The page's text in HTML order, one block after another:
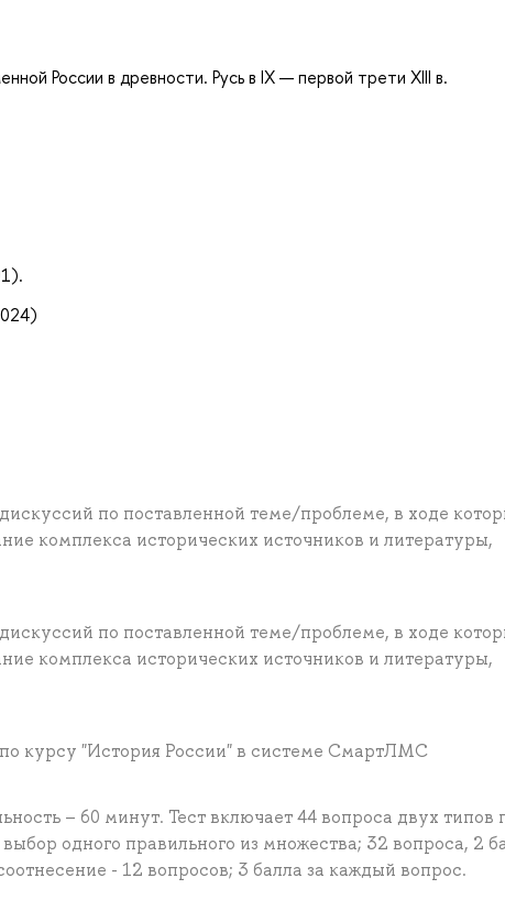
России в древности. Русь в IX — первой трети XIII в.
по поставленной теме/проблеме, в ходе
комплекса исторических источников и литературы,
по поставленной теме/проблеме, в ходе
комплекса исторических источников и литературы,
курсу "История России" в системе СмартЛМС
– 60 минут. Тест включает 44 вопроса двух типов
одного правильного из множества; 32 вопроса, 2
- 12 вопросов; 3 балла за каждый вопрос.